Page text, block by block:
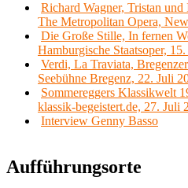
Richard Wagner, Tristan
The Metropolitan Opera,
Die Große Stille, In fernen
Hamburgische Staatsoper,
Verdi, La Traviata,
Seebühne Bregenz, 22. Juli
Sommereggers Klassikwelt
klassik-begeistert.de, 27. Juli
Interview Genny Basso
Aufführungsorte